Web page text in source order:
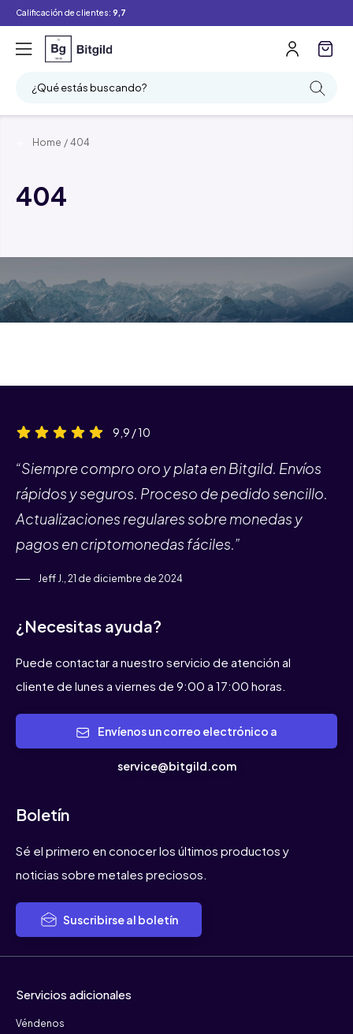
Calificación de clientes: 9,7
¿Qué estás buscando?
Home / 404
404
9,9 / 10
“Siempre compro oro y plata en Bitgild. Envíos
rápidos y seguros. Proceso de pedido sencillo.
Actualizaciones regulares sobre monedas y
pagos en criptomonedas fáciles.”
Jeff J., 21 de diciembre de 2024
¿Necesitas ayuda?
Puede contactar a nuestro servicio de atención al
cliente de lunes a viernes de 9:00 a 17:00 horas.
service@bitgild.com
Boletín
Sé el primero en conocer los últimos productos y
noticias sobre metales preciosos.
Suscribirse al boletín
Servicios adicionales
Véndenos